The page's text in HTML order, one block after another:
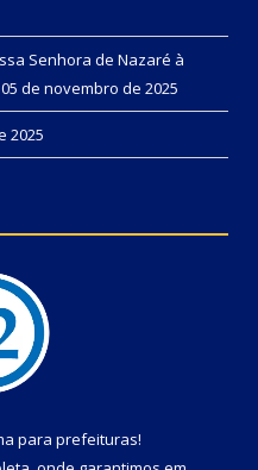
Senhora de Nazaré à
de novembro de 2025
2025
para prefeituras!